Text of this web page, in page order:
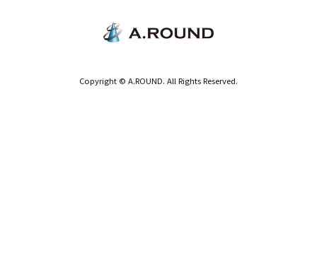
Copyright © A.ROUND. All Rights Reserved.